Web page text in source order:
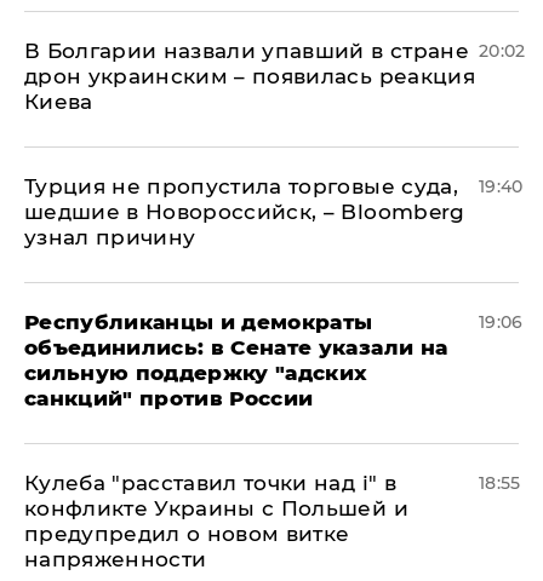
В Болгарии назвали упавший в стране
дрон украинским – появилась реакция
Киева
20:02
Турция не пропустила торговые суда,
шедшие в Новороссийск, – Bloomberg
узнал причину
19:40
Республиканцы и демократы
объединились: в Сенате указали на
сильную поддержку "адских
санкций" против России
19:06
Кулеба "расставил точки над і" в
конфликте Украины с Польшей и
предупредил о новом витке
напряженности
18:55